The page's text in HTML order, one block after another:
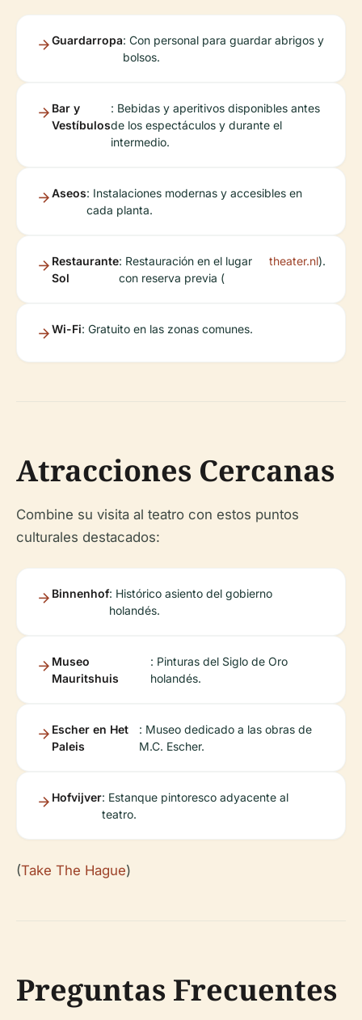
Guardarropa: Con personal para guardar abrigos y
bolsos.
Bar y
Vestíbulos
: Bebidas y aperitivos disponibles antes
de los espectáculos y durante el
intermedio.
Aseos: Instalaciones modernas y accesibles en
cada planta.
Restaurante
Sol
: Restauración en el lugar
con reserva previa (
theater.nl).
Wi-Fi: Gratuito en las zonas comunes.
Atracciones Cercanas
Combine su visita al teatro con estos puntos
culturales destacados:
Binnenhof: Histórico asiento del gobierno
holandés.
Museo
Mauritshuis
: Pinturas del Siglo de Oro
holandés.
Escher en Het
Paleis
: Museo dedicado a las obras de
M.C. Escher.
Hofvijver: Estanque pintoresco adyacente al
teatro.
(Take The Hague)
Preguntas Frecuentes